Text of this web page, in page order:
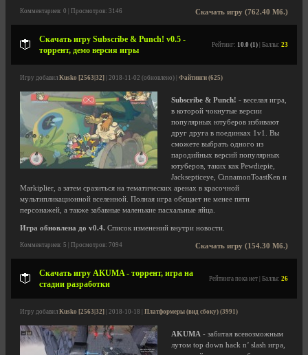
Скачать игру (762.40 Мб.)
Комментариев: 0 | Просмотров: 3146
Скачать игру Subscribe & Punch! v0.5 -
торрент, демо версия игры
Рейтинг: 10.0 (1) | Баллы: 23
Игру добавил Kusko [2563|32] | 2018-11-02 (обновлено) | Файтинги (625)
Subscribe & Punch! - веселая игра,
в которой чокнутые версии
популярных ютуберов избивают
друг друга в поединках 1v1. Вы
сможете выбрать одного из
пародийных версий популярных
ютуберов, таких как Pewdiepie,
Jacksepticeye, CinnamonToastKen и
Markiplier, а затем сразиться на тематических аренах в красочной
мультипликационной вселенной. Полная игра обещает не менее пяти
персонажей, а также забавные маленькие пасхальные яйца.
Игра обновлена до v0.4. Список изменений внутри новости.
Скачать игру (154.30 Мб.)
Комментариев: 5 | Просмотров: 7094
Скачать игру AKUMA - торрент, игра на
стадии разработки
Рейтинга пока нет | Баллы: 26
Игру добавил Kusko [2563|32] | 2018-10-18 | Платформеры (вид сбоку) (3991)
AKUMA - забитая всевозможным
лутом top down hack n’ slash игра,